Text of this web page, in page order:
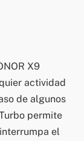
X9
actividad
de algunos
permite
el